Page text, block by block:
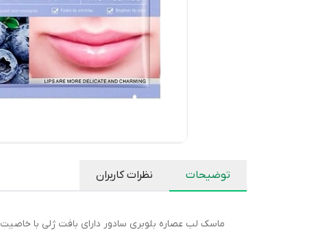
توضیحات نظرات کاربران
ماسک لب عصاره بلوبری سادور دارای بافت ژلی با